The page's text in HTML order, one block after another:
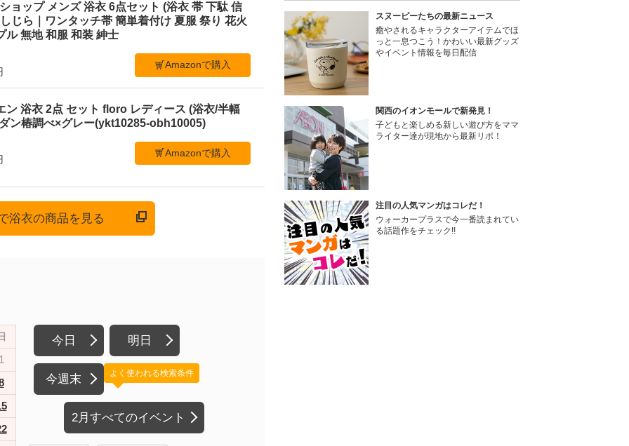
ョップ メンズ 浴衣 6点セット (浴衣 帯 下駄 信
じら｜ワンタッチ帯 簡単着付け 夏服 祭り 花火
ル 無地 和服 和装 紳士
Amazonで購入
ン 浴衣 2点 セット floro レディース (浴衣/半幅
ン椿調べ×グレー(ykt10285-obh10005)
Amazonで購入
浴衣の商品を見る
今日 明日
今週末
2月すべてのイベント
よく使われる検索条件
スヌーピーたちの最新ニュース
癒やされるキャラクターアイテムでほ
っと一息つこう！かわいい最新グッズ
やイベント情報を毎日配信
関西のイオンモールで新発見！
子どもと楽しめる新しい遊び方をママ
ライター達が現地から最新リポ！
注目の人気マンガはコレだ！
ウォーカープラスで今一番読まれてい
る話題作をチェック!!